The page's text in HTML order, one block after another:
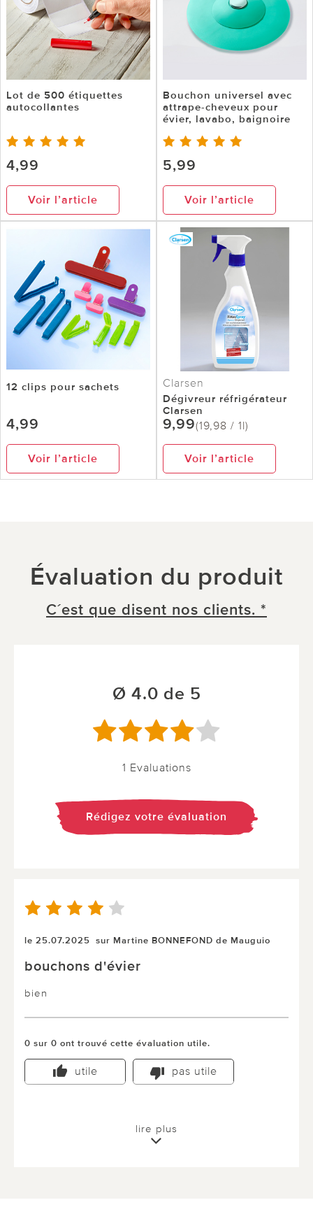
Lot de 500 étiquettes
autocollantes
4,99
Voir l’article
Bouchon universel avec
attrape-cheveux pour
évier, lavabo, baignoire
5,99
Voir l’article
12 clips pour sachets
4,99
Voir l’article
Clarsen
Dégivreur réfrigérateur
Clarsen
9,99(19,98 / 1l)
Voir l’article
Évaluation du produit
C´est que disent nos clients. *
Ø 4.0 de 5
1 Evaluations
Rédigez votre évaluation
le 25.07.2025 sur Martine BONNEFOND de Mauguio
bouchons d'évier
bien
0 sur 0 ont trouvé cette évaluation utile.
utile pas utile
lire plus